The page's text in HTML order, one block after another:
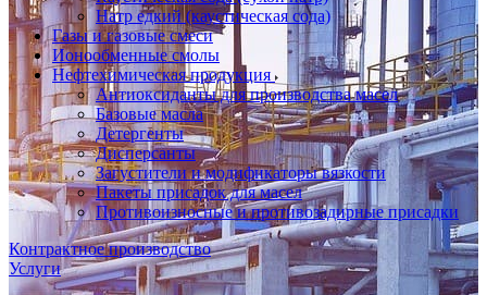
Натр едкий (каустическая сода)
Газы и газовые смеси
Ионообменные смолы
Нефтехимическая продукция
Антиоксиданты для производства масел
Базовые масла
Детергенты
Дисперсанты
Загустители и модификаторы вязкости
Пакеты присадок для масел
Противоизносные и противозадирные присадки
Контрактное производство
Услуги